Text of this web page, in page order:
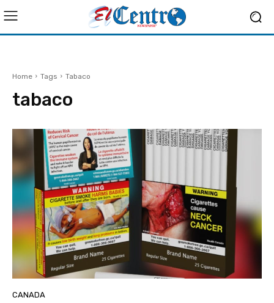
Home Tags Tabaco
tabaco
CANADA